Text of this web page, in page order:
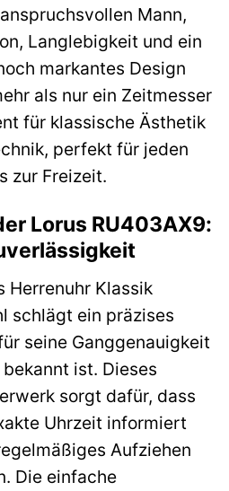
Mann,
Langlebigkeit und ein
markantes Design
als nur ein Zeitmesser
für klassische Ästhetik
perfekt für jeden
zur Freizeit.
Lorus RU403AX9:
Herrenuhr Klassik
schlägt ein präzises
seine Ganggenauigkeit
ist. Dieses
sorgt dafür, dass
Uhrzeit informiert
Aufziehen
Die einfache